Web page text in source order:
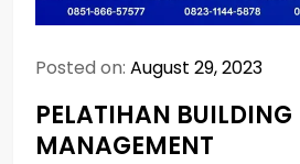
Posted on: August 29, 2023
PELATIHAN BUILDING
MANAGEMENT